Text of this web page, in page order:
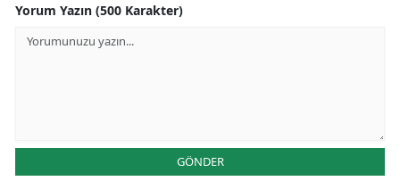
Yorum Yazın (500 Karakter)
GÖNDER